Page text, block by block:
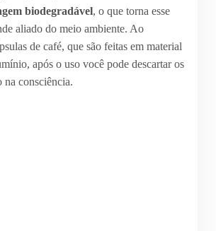
biodegradável, o que torna esse
aliado do meio ambiente. Ao
de café, que são feitas em material
após o uso você pode descartar os
na consciência.